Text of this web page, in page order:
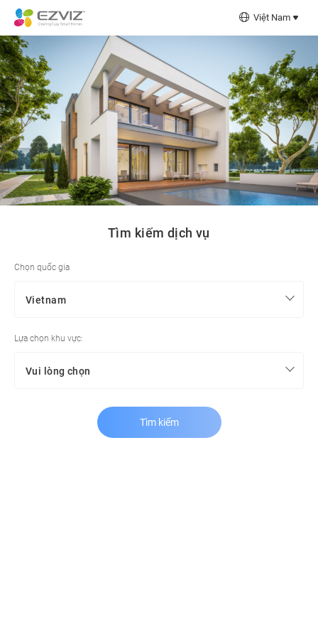
Việt Nam
Tìm kiếm dịch vụ
Chọn quốc gia
Lựa chọn khu vực:
Tìm kiếm